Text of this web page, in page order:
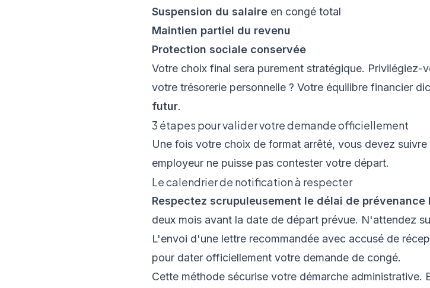
Suspension du salaire en congé total
Maintien partiel du revenu
Protection sociale conservée
Votre choix final sera purement stratégique. Privilégiez-
votre trésorerie personnelle ? Votre équilibre financier
futur.
3 étapes pour valider votre demande officiellement
Une fois votre choix de format arrêté, vous devez
employeur ne puisse pas contester votre départ.
Le calendrier de notification à respecter
Respectez scrupuleusement le délai de prévenance
deux mois avant la date de départ prévue. N'attendez
L'envoi d'une lettre recommandée avec accusé de
pour dater officiellement votre demande de congé.
Cette méthode sécurise votre démarche